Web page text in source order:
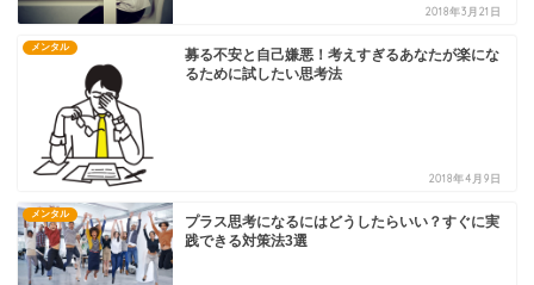
2018年3月21日
メンタル
募る不安と自己嫌悪！考えすぎるあなたが楽にな
るために試したい思考法
2018年4月9日
メンタル
プラス思考になるにはどうしたらいい？すぐに実
践できる対策法3選